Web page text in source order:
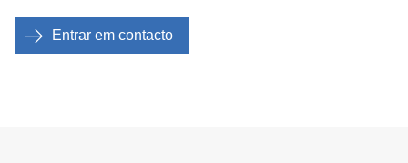
Entrar em contacto